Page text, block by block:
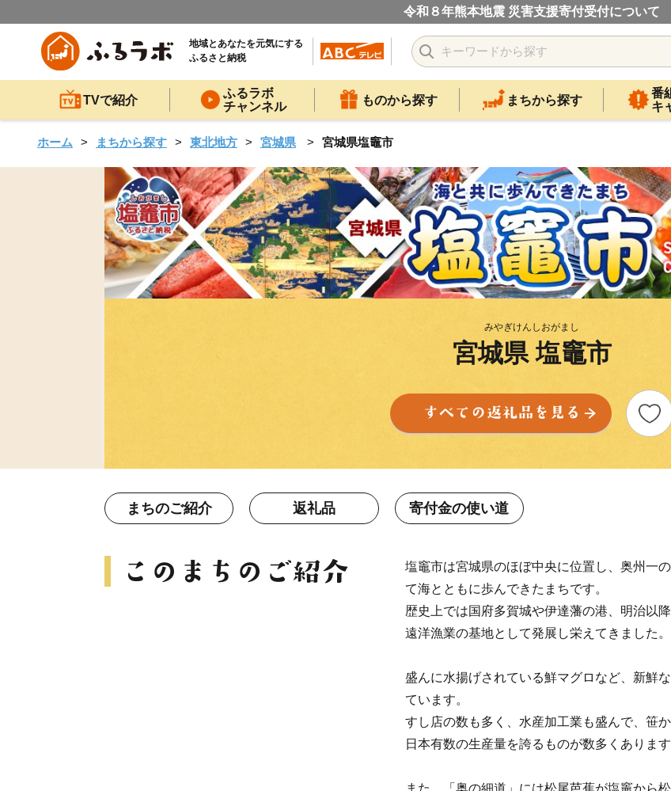
令和８年熊本地震 災害支援寄付受付について
地域とあなたを元気にする
ふるさと納税
TVで紹介
ふるラボ
チャンネル
ものから探す まちから探す
番
キ
ホーム まちから探す 東北地方 宮城県 宮城県塩竈市
みやぎけんしおがまし
宮城県 塩竈市
まちのご紹介 返礼品 寄付金の使い道
塩竈市は宮城県のほぼ中央に位置し、奥州一
て海とともに歩んできたまちです。
歴史上では国府多賀城や伊達藩の港、明治以
遠洋漁業の基地として発展し栄えてきました。
盛んに水揚げされている鮮マグロなど、新鮮
ています。
すし店の数も多く、水産加工業も盛んで、笹
日本有数の生産量を誇るものが数多くあります
また、「奥の細道」には松尾芭蕉が塩竈から